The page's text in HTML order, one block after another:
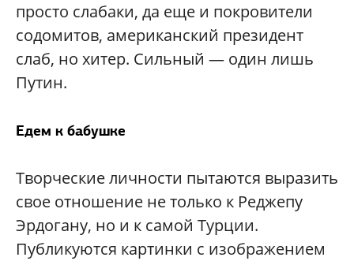
просто слабаки, да еще и покровители
содомитов, американский президент
слаб, но хитер. Сильный — один лишь
Путин.
Едем к бабушке
Творческие личности пытаются выразить
свое отношение не только к Реджепу
Эрдогану, но и к самой Турции.
Публикуются картинки с изображением